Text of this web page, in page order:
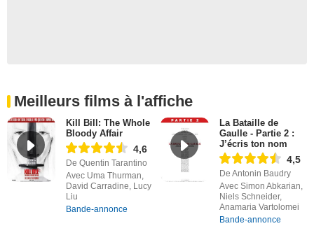
Meilleurs films à l'affiche
Kill Bill: The Whole
Bloody Affair
4,6
De Quentin Tarantino
Avec Uma Thurman,
David Carradine, Lucy
Liu
Bande-annonce
La Bataille de
Gaulle - Partie 2 :
J’écris ton nom
4,5
De Antonin Baudry
Avec Simon Abkarian,
Niels Schneider,
Anamaria Vartolomei
Bande-annonce